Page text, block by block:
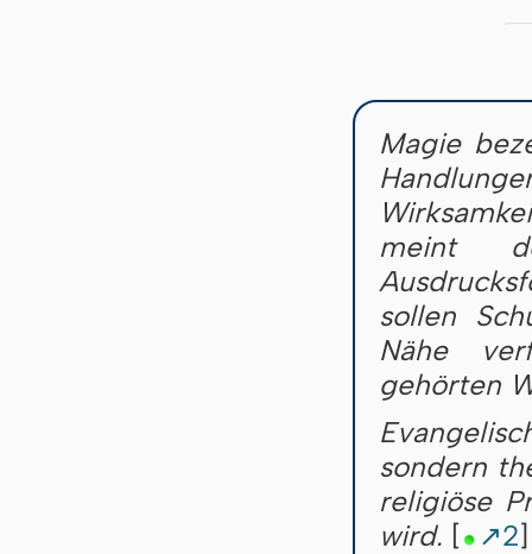
Magie
meint
sollen
Nähe
gehörten
sondern
religiöse
wird. [ ↗2]